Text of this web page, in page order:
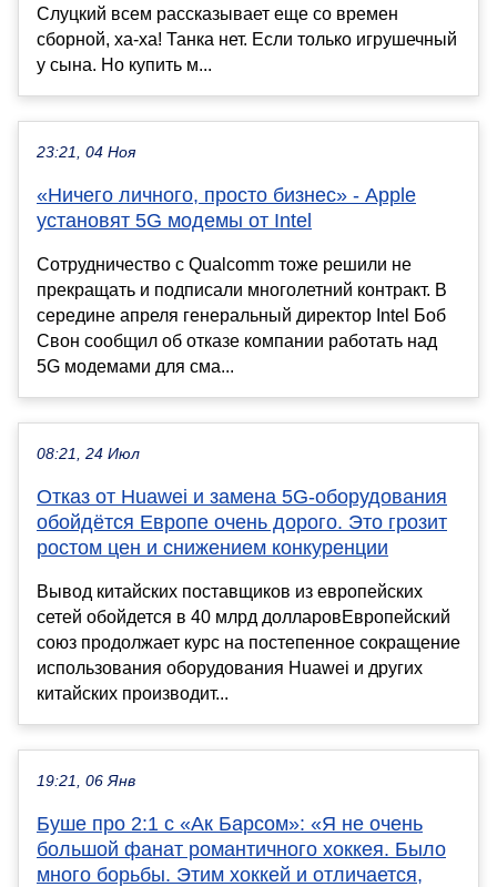
Слуцкий всем рассказывает еще со времен
сборной, ха-ха! Танка нет. Если только игрушечный
у сына. Но купить м...
23:21, 04 Ноя
«Ничего личного, просто бизнес» - Apple
установят 5G модемы от Intel
Сотрудничество с Qualcomm тоже решили не
прекращать и подписали многолетний контракт. В
середине апреля генеральный директор Intel Боб
Свон сообщил об отказе компании работать над
5G модемами для сма...
08:21, 24 Июл
Отказ от Huawei и замена 5G-оборудования
обойдётся Европе очень дорого. Это грозит
ростом цен и снижением конкуренции
Вывод китайских поставщиков из европейских
сетей обойдется в 40 млрд долларовЕвропейский
союз продолжает курс на постепенное сокращение
использования оборудования Huawei и других
китайских производит...
19:21, 06 Янв
Буше про 2:1 с «Ак Барсом»: «Я не очень
большой фанат романтичного хоккея. Было
много борьбы. Этим хоккей и отличается,